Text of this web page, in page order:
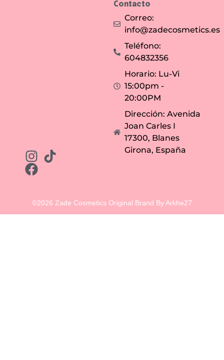
Contacto
Correo:
info@zadecosmetics.es
Teléfono:
604832356
Horario: Lu-Vi
15:00pm -
20:00PM
Dirección: Avenida
Joan Carles I
17300, Blanes
Girona, España
©2026 Zade Cosmetics Original Brand By Arkhe27